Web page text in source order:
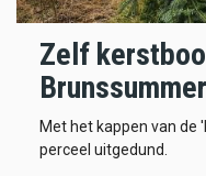
Zelf
Met het kappen van
perceel uitgedund.